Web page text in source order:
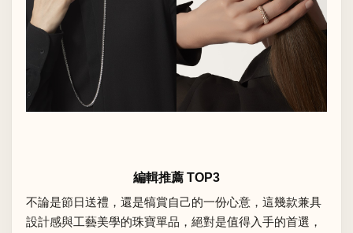
編輯推薦 TOP3
不論是節日送禮，還是犒賞自己的一份心意，這幾款兼具
設計感與工藝美學的珠寶單品，絕對是值得入手的首選，